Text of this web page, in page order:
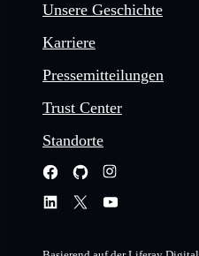
Unsere Geschichte
Karriere
Pressemitteilungen
Trust Center
Standorte